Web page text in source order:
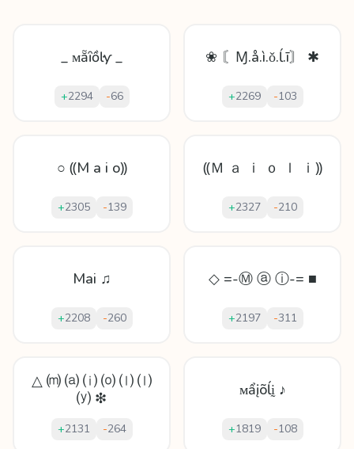
_ ᴍẵȋồŀƴ _
+2294 -66
❀ 〘Ɱ.å.ì.ǒ.ĺ.ī〙 ✱
+2269 -103
○ ⸨M a i o⸩
+2305 -139
⸨Ｍ ａ ｉ ｏ ｌ ｉ⸩
+2327 -210
Mai ♫
+2208 -260
◇ =-Ⓜ ⓐ ⓘ-= ■
+2197 -311
△ ⒨ ⒜ ⒤ ⒪ ⒧ ⒧
⒴ ❇
+2131 -264
ᴍẩįõĺḭ ♪
+1819 -108